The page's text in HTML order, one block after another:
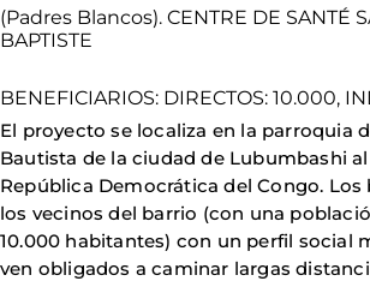
(Padres Blancos). CENTRE DE SANTÉ
BAPTISTE
BENEFICIARIOS: DIRECTOS: 10.000,
El proyecto se localiza en la parroquia
Bautista de la ciudad de Lubumbashi
República Democrática del Congo.
los vecinos del barrio (con una
10.000 habitantes) con un perfil social
ven obligados a caminar largas